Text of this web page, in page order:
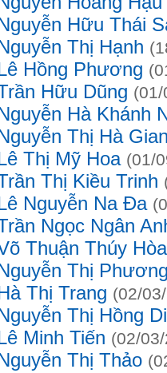
Nguyễn Hữu Thái
Nguyễn Thị Hạnh
Lê Hồng Phương
Trần Hữu Dũng
Nguyễn Hà Khánh
Nguyễn Thị Hà
Lê Thị Mỹ Hoa (01/
Trần Thị Kiều Trinh
Lê Nguyễn Na Đa
Trần Ngọc Ngân
Võ Thuận Thúy
Nguyễn Thị
Hà Thị Trang (02/
Nguyễn Thị Hồng
Lê Minh Tiến (02/
Nguyễn Thị Thảo